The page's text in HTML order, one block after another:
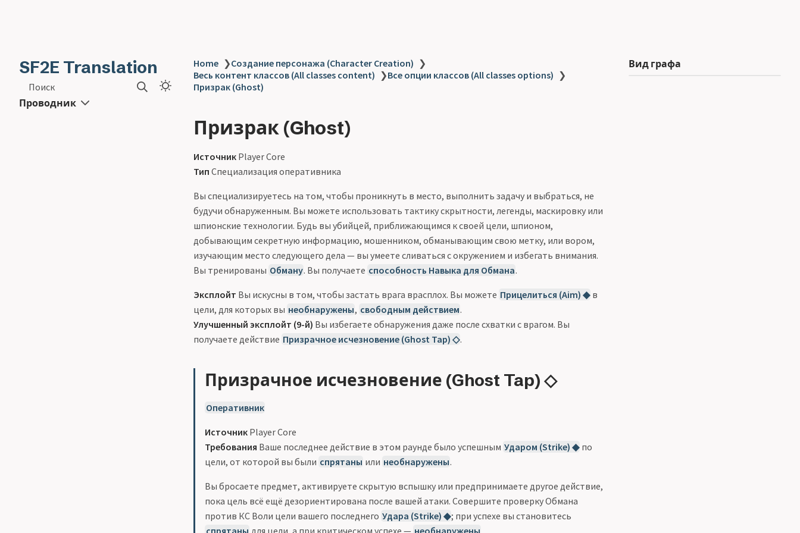
SF2E Translation
Поиск
Проводник
Home ❯Создание персонажа (Character Creation) ❯
Весь контент классов (All classes content) ❯Все опции классов (All classes options) ❯
Призрак (Ghost)
Призрак (Ghost)
Источник Player Core
Тип Специализация оперативника
Вы специализируетесь на том, чтобы проникнуть в место, выполнить задачу и выбраться, не
будучи обнаруженным. Вы можете использовать тактику скрытности, легенды, маскировку или
шпионские технологии. Будь вы убийцей, приближающимся к своей цели, шпионом,
добывающим секретную информацию, мошенником, обманывающим свою метку, или вором,
изучающим место следующего дела — вы умеете сливаться с окружением и избегать внимания.
Вы тренированы Обману. Вы получаете способность Навыка для Обмана.
Эксплойт Вы искусны в том, чтобы застать врага врасплох. Вы можете Прицелиться (Aim) ◆ в
цели, для которых вы необнаружены, свободным действием.
Улучшенный эксплойт (9-й) Вы избегаете обнаружения даже после схватки с врагом. Вы
получаете действие Призрачное исчезновение (Ghost Tap) ◇.
Призрачное исчезновение (Ghost Tap) ◇
Оперативник
Источник Player Core
Требования Ваше последнее действие в этом раунде было успешным Ударом (Strike) ◆ по
цели, от которой вы были спрятаны или необнаружены.
Вы бросаете предмет, активируете скрытую вспышку или предпринимаете другое действие,
пока цель всё ещё дезориентирована после вашей атаки. Совершите проверку Обмана
против КС Воли цели вашего последнего Удара (Strike) ◆; при успехе вы становитесь
спрятаны для цели, а при критическом успехе — необнаружены
Вид графа